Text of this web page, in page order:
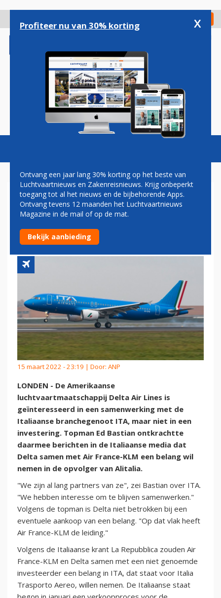
gaan
Check in
Magazine Podcasts Vacatures
KLM-PARTNER DELTA WIL
SAMENWERKEN MET ITA,
NIET INVESTEREN
15 maart 2022 - 23:19 | Door: ANP
LONDEN - De Amerikaanse
luchtvaartmaatschappij Delta Air Lines is
geïnteresseerd in een samenwerking met de
Italiaanse branchegenoot ITA, maar niet in een
investering. Topman Ed Bastian ontkrachtte
daarmee berichten in de Italiaanse media dat
Delta samen met Air France-KLM een belang wil
nemen in de opvolger van Alitalia.
"We zijn al lang partners van ze", zei Bastian over ITA.
"We hebben interesse om te blijven samenwerken."
Volgens de topman is Delta niet betrokken bij een
eventuele aankoop van een belang. "Op dat vlak heeft
Air France-KLM de leiding."
Volgens de Italiaanse krant La Repubblica zouden Air
France-KLM en Delta samen met een niet genoemde
investeerder een belang in ITA, dat staat voor Italia
Trasporto Aereo, willen nemen. De Italiaanse staat
Profiteer nu van 30% korting x
Ontvang een jaar lang 30% korting op het beste van
Luchtvaartnieuws en Zakenreisnieuws. Krijg onbeperkt
toegang tot al het nieuws en de bijbehorende Apps.
Ontvang tevens 12 maanden het Luchtvaartnieuws
Magazine in de mail of op de mat.
Bekijk aanbieding